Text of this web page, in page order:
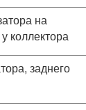
на
коллектора
заднего